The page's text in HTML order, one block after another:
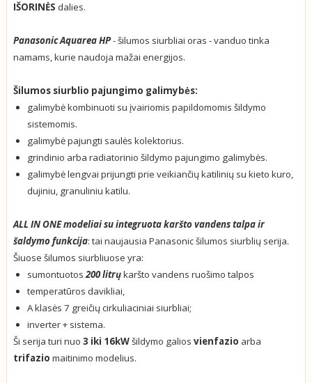
IŠORINĖS dalies.
Panasonic Aquarea HP- šilumos siurbliai oras - vanduo tinka
namams, kurie naudoja mažai energijos.
Šilumos siurblio pajungimo galimybės:
galimybė kombinuoti su įvairiomis papildomomis šildymo
sistemomis.
galimybė pajungti saulės kolektorius.
grindinio arba radiatorinio šildymo pajungimo galimybės.
galimybė lengvai prijungti prie veikiančių katilinių su kieto kuro,
dujiniu, granuliniu katilu.
ALL IN ONE modeliai su integruota karšto vandens talpa ir
šaldymo funkcija: tai naujausia Panasonic šilumos siurblių serija.
Šiuose šilumos siurbliuose yra:
sumontuotos200 litrųkaršto vandens ruošimo talpos
temperatūros davikliai,
A klasės 7 greičių cirkuliaciniai siurbliai;
inverter + sistema.
Ši serija turi nuo 3 iki 16kWšildymo galios vienfazio arba
trifazio maitinimo modelius.